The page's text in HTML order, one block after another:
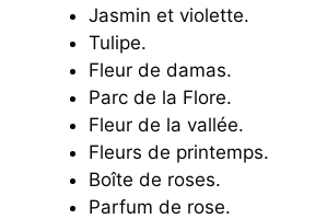
Jasmin et violette.
Tulipe.
Fleur de damas.
Parc de la Flore.
Fleur de la vallée.
Fleurs de printemps.
Boîte de roses.
Parfum de rose.